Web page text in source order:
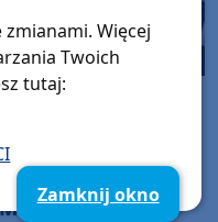
oczekuje od
na temat sieci
Więcej
Twoich
tutaj:
Zamknij okno